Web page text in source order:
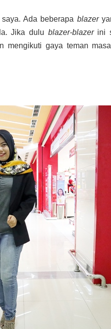
Ada beberapa blazer
Jika dulu blazer-blazerini
gaya teman